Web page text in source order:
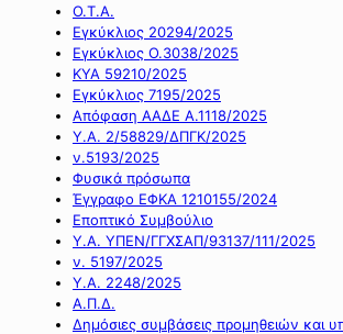
Ο.Τ.Α.
Εγκύκλιος 20294/2025
Εγκύκλιος Ο.3038/2025
ΚΥΑ 59210/2025
Εγκύκλιος 7195/2025
Απόφαση ΑΑΔΕ Α.1118/2025
Υ.Α. 2/58829/ΔΠΓΚ/2025
ν.5193/2025
Φυσικά πρόσωπα
Έγγραφο ΕΦΚΑ 1210155/2024
Εποπτικό Συμβούλιο
Υ.Α. ΥΠΕΝ/ΓΓΧΣΑΠ/93137/111/2025
ν. 5197/2025
Υ.Α. 2248/2025
Α.Π.Δ.
Δημόσιες συμβάσεις προμηθειών και